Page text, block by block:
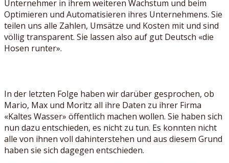
Unternehmer in ihrem weiteren Wachstum und beim
Optimieren und Automatisieren ihres Unternehmens. Sie
teilen uns alle Zahlen, Umsätze und Kosten mit und sind
völlig transparent. Sie lassen also auf gut Deutsch «die
Hosen runter».
In der letzten Folge haben wir darüber gesprochen, ob
Mario, Max und Moritz all ihre Daten zu ihrer Firma
«Kaltes Wasser» öffentlich machen wollen. Sie haben sich
nun dazu entschieden, es nicht zu tun. Es konnten nicht
alle von ihnen voll dahinterstehen und aus diesem Grund
haben sie sich dagegen entschieden.